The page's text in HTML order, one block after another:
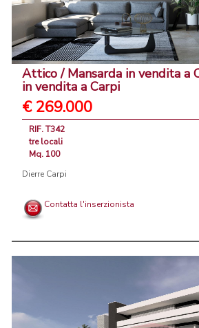
Attico / Mansarda in vendita a
in vendita a Carpi
€ 269.000
RIF. T342
tre locali
Mq. 100
Dierre Carpi
Contatta l'inserzionista